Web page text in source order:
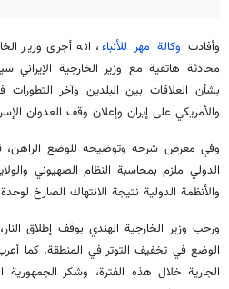
وأفادت وكالة مهر للأنباء، انه أجرى وزير
محادثة هاتفية مع وزير الخارجية
بشأن العلاقات بين البلدين وآخر التطورات
والأمريكي على إيران وإعلان وقف العدوان
وفي معرض شرحه وتوضيحه للوضع الراهن،
الدولي ملزم بمحاسبة النظام الصهيوني
والأنظمة الدولية نتيجة الانتهاك الصارخ
ورحب وزير الخارجية الهندي بوقف إطلاق
الوضع في تخفيف التوتر في المنطقة. كما
الجارية خلال هذه الفترة، وشكر الجمهورية